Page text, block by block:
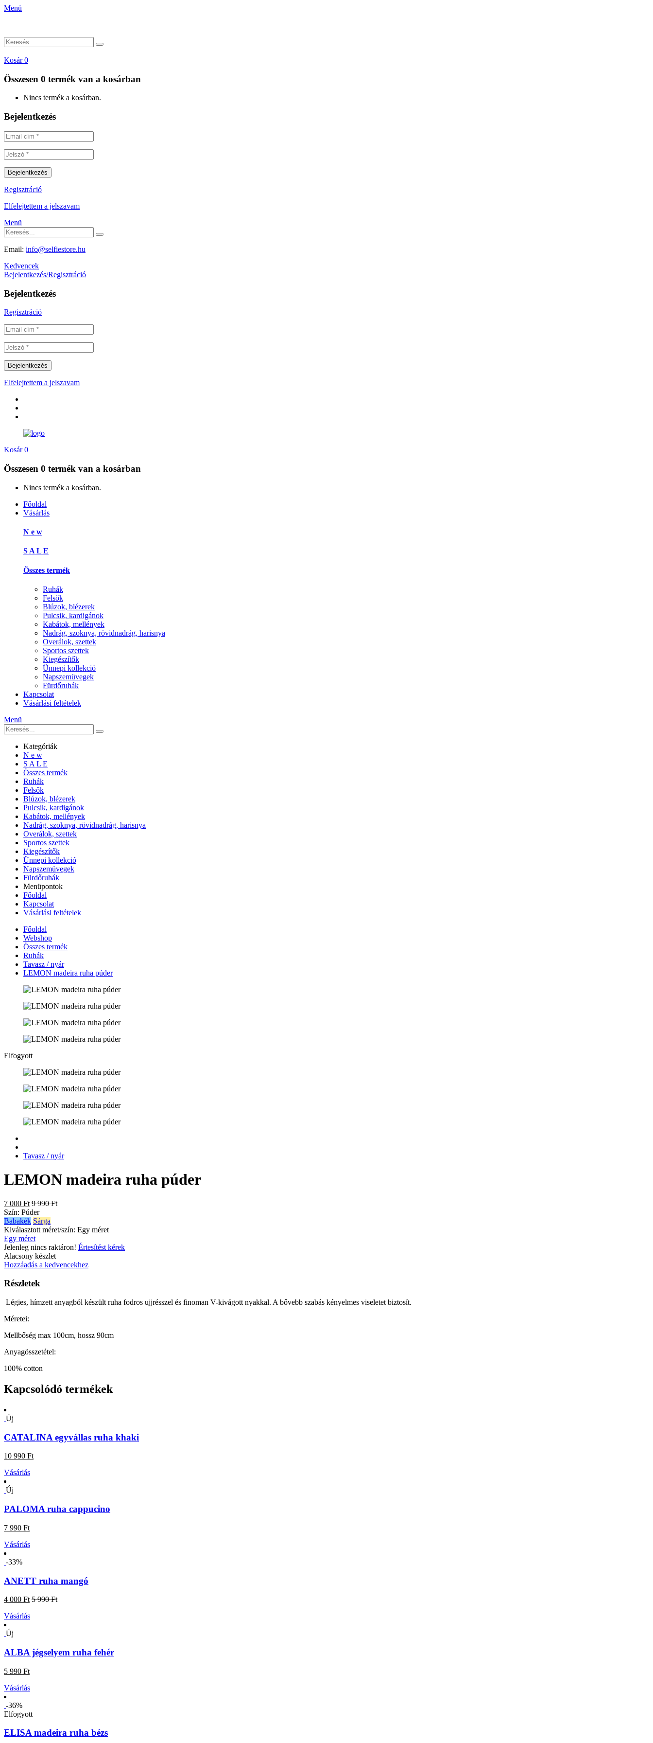
Menü
Kosár 0
Összesen 0 termék van a kosárban
Nincs termék a kosárban.
Bejelentkezés
Regisztráció
Elfelejtettem a jelszavam
Menü
Email: info@selfiestore.hu
Kedvencek
Bejelentkezés/Regisztráció
Bejelentkezés
Regisztráció
Elfelejtettem a jelszavam
Kosár 0
Összesen 0 termék van a kosárban
Nincs termék a kosárban.
Főoldal
Vásárlás
N e w
S A L E
Összes termék
Ruhák
Felsők
Blúzok, blézerek
Pulcsik, kardigánok
Kabátok, mellények
Nadrág, szoknya, rövidnadrág, harisnya
Overálok, szettek
Sportos szettek
Kiegészítők
Ünnepi kollekció
Napszemüvegek
Fürdőruhák
Kapcsolat
Vásárlási feltételek
Menü
Kategóriák
N e w
S A L E
Összes termék
Ruhák
Felsők
Blúzok, blézerek
Pulcsik, kardigánok
Kabátok, mellények
Nadrág, szoknya, rövidnadrág, harisnya
Overálok, szettek
Sportos szettek
Kiegészítők
Ünnepi kollekció
Napszemüvegek
Fürdőruhák
Menüpontok
Főoldal
Kapcsolat
Vásárlási feltételek
Főoldal
Webshop
Összes termék
Ruhák
Tavasz / nyár
LEMON madeira ruha púder
Elfogyott
Tavasz / nyár
LEMON madeira ruha púder
7 000 Ft 9 990 Ft
Szín: Púder
Babakék Sárga
Kiválasztott méret/szín: Egy méret
Egy méret
Jelenleg nincs raktáron! Értesítést kérek
Alacsony készlet
Hozzáadás a kedvencekhez
Részletek
Légies, hímzett anyagból készült ruha fodros ujjrésszel és finoman V-kivágott nyakkal. A bővebb szabás kényelmes viseletet biztosít.
Méretei:
Mellbőség max 100cm, hossz 90cm
Anyagösszetétel:
100% cotton
Kapcsolódó termékek
Új
CATALINA egyvállas ruha khaki
10 990 Ft
Vásárlás
Új
PALOMA ruha cappucino
7 990 Ft
Vásárlás
-33%
ANETT ruha mangó
4 000 Ft 5 990 Ft
Vásárlás
Új
ALBA jégselyem ruha fehér
5 990 Ft
Vásárlás
-36%
Elfogyott
ELISA madeira ruha bézs